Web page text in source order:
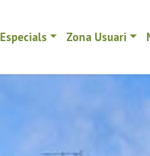
Especials Zona Usuari